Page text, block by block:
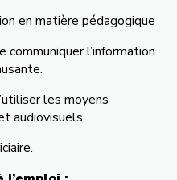
en matière pédagogique
l’information
les moyens
audiovisuels.